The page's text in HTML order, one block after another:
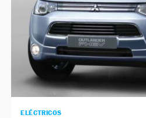
ELÉCTRICOS